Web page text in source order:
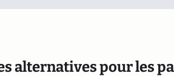
alternatives pour les